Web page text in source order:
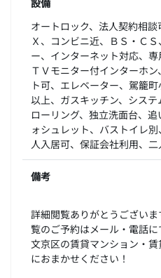
オートロック、法人契約相
Ｘ、コンビニ近、ＢＳ・Ｃ
ー、インターネット対応、専
ＴＶモニター付インターホ
ト可、エレベーター、駕籠
以上、ガスキッチン、シス
ローリング、独立洗面台、
ォシュレット、バストイレ
人入居可、保証会社利用、
備考
詳細閲覧ありがとうござい
覧のご予約はメール・電話に
文京区の賃貸マンション・
におまかせください！